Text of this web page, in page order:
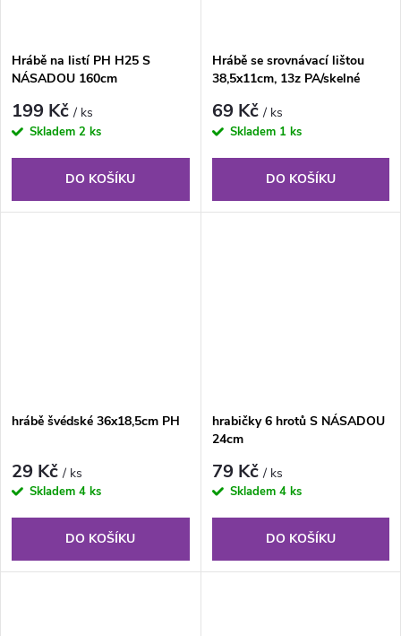
Hrábě na listí PH H25 S
NÁSADOU 160cm
199 Kč/ ks
Skladem 2 ks
DO KOŠÍKU
Hrábě se srovnávací lištou
38,5x11cm, 13z PA/skelné
69 Kč/ ks
Skladem 1 ks
DO KOŠÍKU
hrábě švédské 36x18,5cm PH
29 Kč/ ks
Skladem 4 ks
DO KOŠÍKU
hrabičky 6 hrotů S NÁSADOU
24cm
79 Kč/ ks
Skladem 4 ks
DO KOŠÍKU